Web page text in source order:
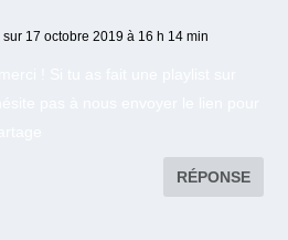
sur 17 octobre 2019 à 16 h 14 min
RÉPONSE